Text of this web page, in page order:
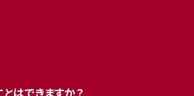
はできますか？